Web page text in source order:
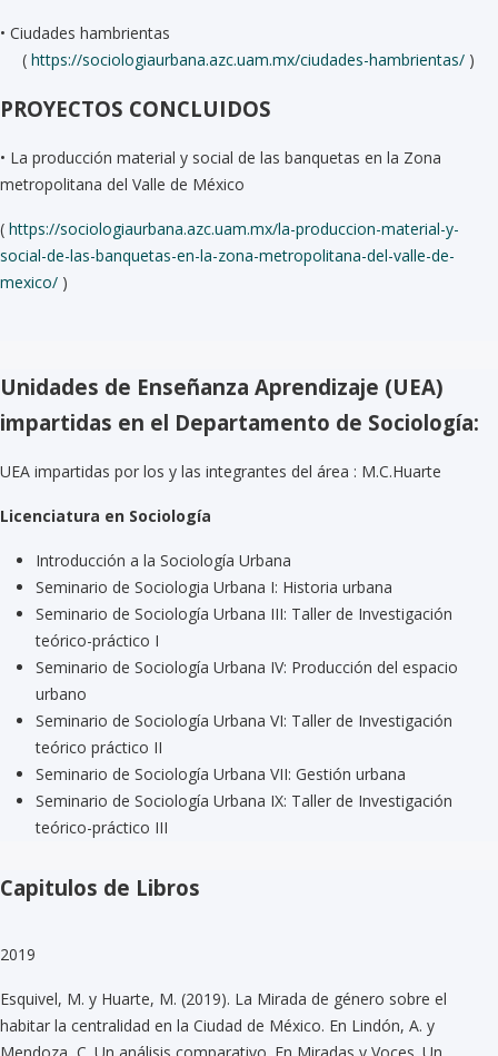
• Ciudades hambrientas
( https://sociologiaurbana.azc.uam.mx/ciudades-hambrientas/ )
PROYECTOS CONCLUIDOS
• La producción material y social de las banquetas en la Zona
metropolitana del Valle de México
( https://sociologiaurbana.azc.uam.mx/la-produccion-material-y-
social-de-las-banquetas-en-la-zona-metropolitana-del-valle-de-
mexico/ )
Unidades de Enseñanza Aprendizaje (UEA)
impartidas en el Departamento de Sociología:
UEA impartidas por los y las integrantes del área : M.C.Huarte
Licenciatura en Sociología
Introducción a la Sociología Urbana
Seminario de Sociologia Urbana I: Historia urbana
Seminario de Sociología Urbana III: Taller de Investigación
teórico-práctico I
Seminario de Sociología Urbana IV: Producción del espacio
urbano
Seminario de Sociología Urbana VI: Taller de Investigación
teórico práctico II
Seminario de Sociología Urbana VII: Gestión urbana
Seminario de Sociología Urbana IX: Taller de Investigación
teórico-práctico III
Capitulos de Libros
2019
Esquivel, M. y Huarte, M. (2019). La Mirada de género sobre el
habitar la centralidad en la Ciudad de México. En Lindón, A. y